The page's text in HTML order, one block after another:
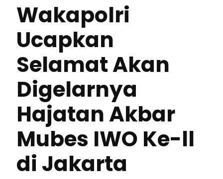
Wakapolri
Ucapkan
Selamat Akan
Digelarnya
Hajatan Akbar
Mubes IWO Ke-ll
di Jakarta